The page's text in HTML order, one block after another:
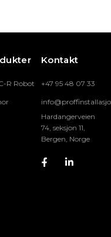
R Robot
Kontakt
+47 95 48 07 33
Hardangerveien
74, seksjon 11,
Bergen, Norge